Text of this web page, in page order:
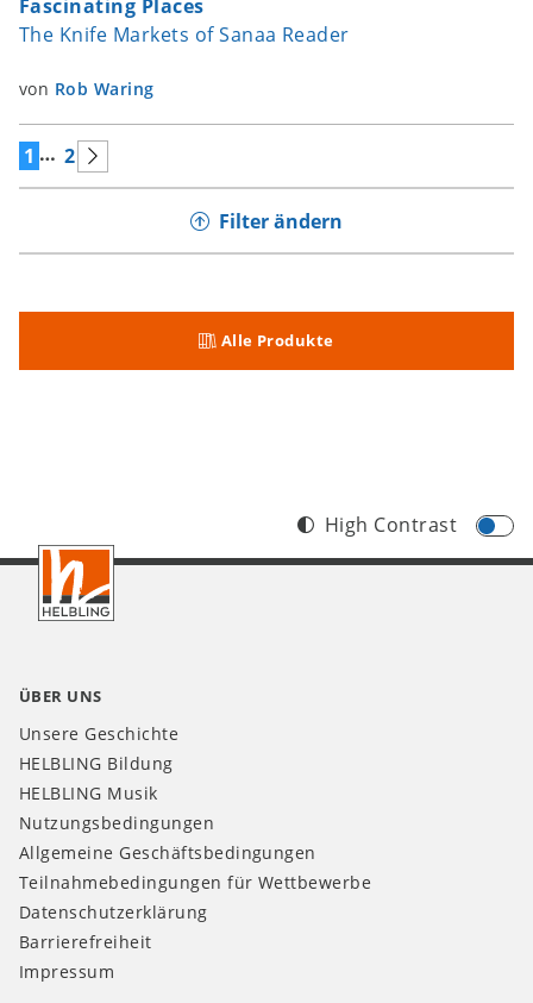
Fascinating Places
The Knife Markets of Sanaa Reader
von Rob Waring
1 … 2
Filter ändern
Alle Produkte
Footer
AT
High Contrast
ÜBER UNS
Unsere Geschichte
HELBLING Bildung
HELBLING Musik
Nutzungsbedingungen
Allgemeine Geschäftsbedingungen
Teilnahmebedingungen für Wettbewerbe
Datenschutzerklärung
Barrierefreiheit
Impressum